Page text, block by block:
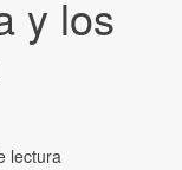
y los
lectura